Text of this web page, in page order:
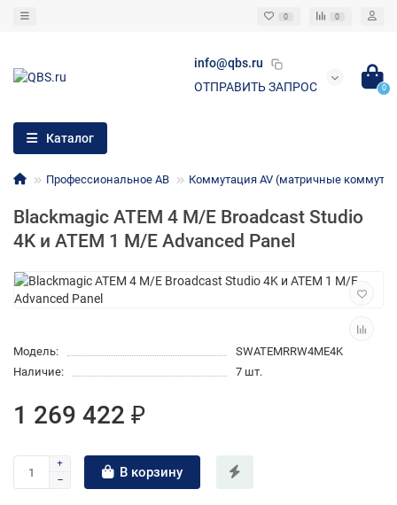
0 0
info@qbs.ru
ОТПРАВИТЬ ЗАПРОС
0
Каталог
Профессиональное АВ Коммутация AV (матричные
Blackmagic ATEM 4 M/E Broadcast Studio
4K и ATEM 1 M/E Advanced Panel
Модель:
SWATEMRRW4ME4K
Наличие:
7 шт.
1 269 422 ₽
В корзину